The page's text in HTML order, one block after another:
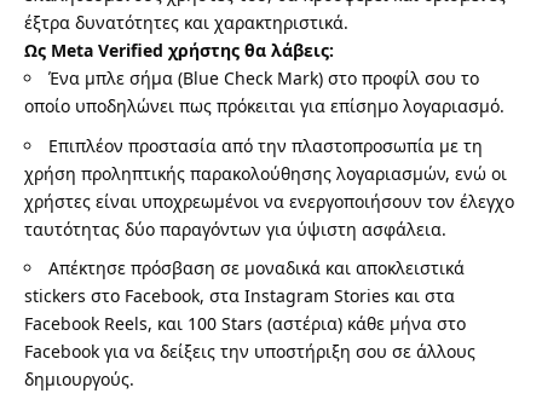
έξτρα δυνατότητες και χαρακτηριστικά.
Ως Meta Verified χρήστης θα λάβεις:
Ένα μπλε σήμα (Blue Check Mark) στο προφίλ σου το
οποίο υποδηλώνει πως πρόκειται για επίσημο λογαριασμό.
Επιπλέον προστασία από την πλαστοπροσωπία με τη
χρήση προληπτικής παρακολούθησης λογαριασμών, ενώ οι
χρήστες είναι υποχρεωμένοι να ενεργοποιήσουν τον έλεγχο
ταυτότητας δύο παραγόντων για ύψιστη ασφάλεια.
Απέκτησε πρόσβαση σε μοναδικά και αποκλειστικά
stickers στο Facebook, στα Instagram Stories και στα
Facebook Reels, και 100 Stars (αστέρια) κάθε μήνα στο
Facebook για να δείξεις την υποστήριξη σου σε άλλους
δημιουργούς.